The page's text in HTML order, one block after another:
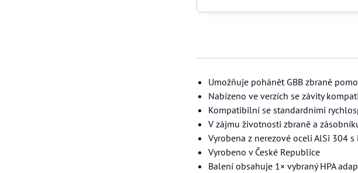
Umožňuje pohánět GBB zbraně
Nabízeno ve verzích se závity
Kompatibilní se standardními
V zájmu životnosti zbraně a
Vyrobena z nerezové oceli AlSi 304
Vyrobeno v České Republice
Balení obsahuje 1× vybraný HPA